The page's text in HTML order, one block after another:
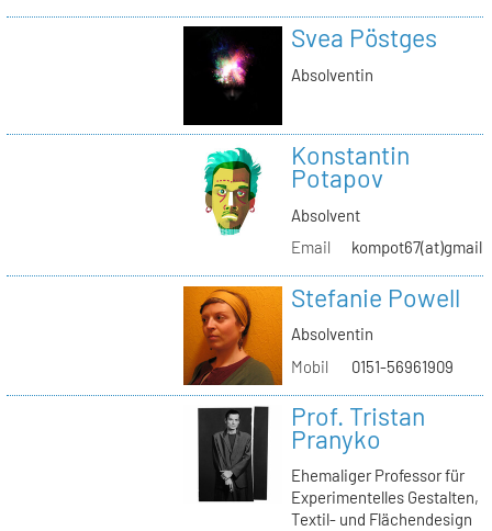
Svea Pöstges
Absolventin
Konstantin
Potapov
Absolvent
Email
Stefanie Powell
Absolventin
Mobil
0151-56961909
Prof. Tristan
Pranyko
Ehemaliger Professor für
Experimentelles Gestalten,
Textil- und Flächendesign